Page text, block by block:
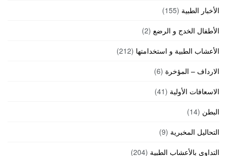
الأخبار الطبية (155)
الأطفال الخدج و الرضع (2)
الأعشاب الطبية و استخدامتها (212)
الارداف – المؤخرة (6)
الاسعافات الأولية (41)
البطن (14)
التحاليل المخبرية (9)
التداوي بالأعشاب الطبية (204)